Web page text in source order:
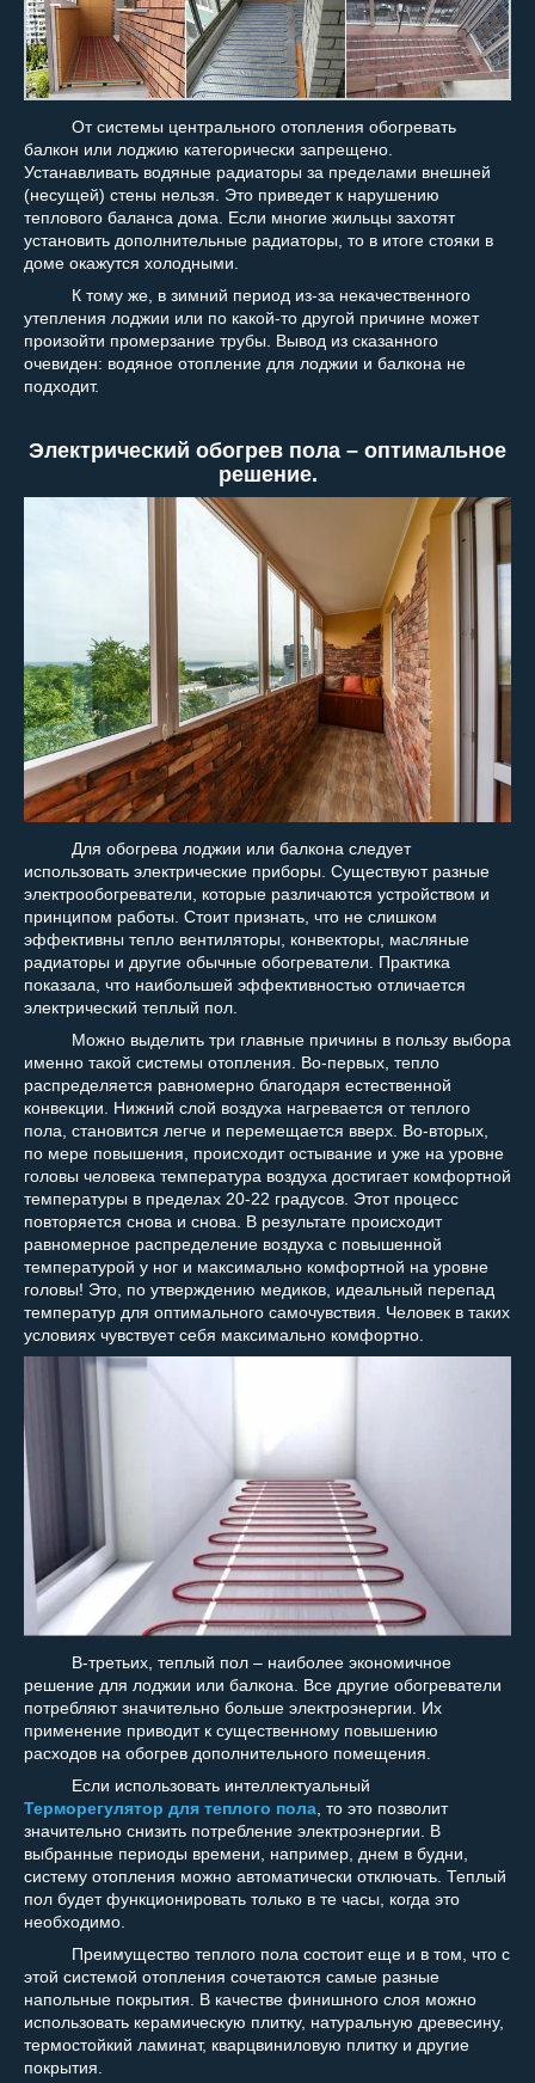
От системы центрального отопления обогревать
балкон или лоджию категорически запрещено.
Устанавливать водяные радиаторы за пределами внешней
(несущей) стены нельзя. Это приведет к нарушению
теплового баланса дома. Если многие жильцы захотят
установить дополнительные радиаторы, то в итоге стояки в
доме окажутся холодными.
К тому же, в зимний период из-за некачественного
утепления лоджии или по какой-то другой причине может
произойти промерзание трубы. Вывод из сказанного
очевиден: водяное отопление для лоджии и балкона не
подходит.
Электрический обогрев пола – оптимальное
решение.
Для обогрева лоджии или балкона следует
использовать электрические приборы. Существуют разные
электрообогреватели, которые различаются устройством и
принципом работы. Стоит признать, что не слишком
эффективны тепло вентиляторы, конвекторы, масляные
радиаторы и другие обычные обогреватели. Практика
показала, что наибольшей эффективностью отличается
электрический теплый пол.
Можно выделить три главные причины в пользу выбора
именно такой системы отопления. Во-первых, тепло
распределяется равномерно благодаря естественной
конвекции. Нижний слой воздуха нагревается от теплого
пола, становится легче и перемещается вверх. Во-вторых,
по мере повышения, происходит остывание и уже на уровне
головы человека температура воздуха достигает комфортной
температуры в пределах 20-22 градусов. Этот процесс
повторяется снова и снова. В результате происходит
равномерное распределение воздуха с повышенной
температурой у ног и максимально комфортной на уровне
головы! Это, по утверждению медиков, идеальный перепад
температур для оптимального самочувствия. Человек в таких
условиях чувствует себя максимально комфортно.
В-третьих, теплый пол – наиболее экономичное
решение для лоджии или балкона. Все другие обогреватели
потребляют значительно больше электроэнергии. Их
применение приводит к существенному повышению
расходов на обогрев дополнительного помещения.
Если использовать интеллектуальный
Терморегулятор для теплого пола, то это позволит
значительно снизить потребление электроэнергии. В
выбранные периоды времени, например, днем в будни,
систему отопления можно автоматически отключать. Теплый
пол будет функционировать только в те часы, когда это
необходимо.
Преимущество теплого пола состоит еще и в том, что с
этой системой отопления сочетаются самые разные
напольные покрытия. В качестве финишного слоя можно
использовать керамическую плитку, натуральную древесину,
термостойкий ламинат, кварцвиниловую плитку и другие
покрытия.